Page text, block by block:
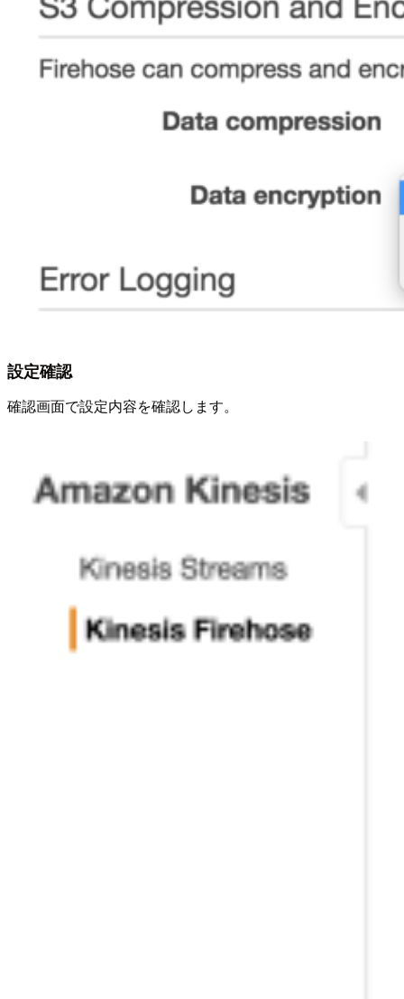
設定確認
確認画面で設定内容を確認します。